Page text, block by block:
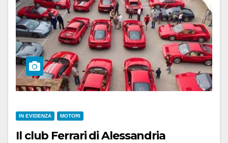
IN EVIDENZA MOTORI
Il club Ferrari di Alessandria